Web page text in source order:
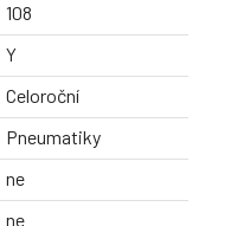
108
Y
Celoroční
Pneumatiky
ne
ne